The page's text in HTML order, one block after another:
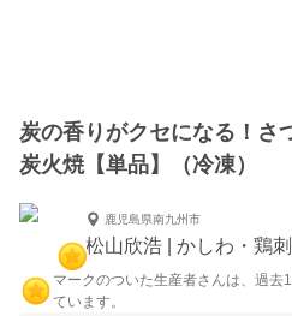
炭の香りがクセになる！さ
炭火焼【単品】（冷凍）
鹿児島県南九州市
松山欣浩 | かしわ・鶏
マークのついた生産者さんは、過
ています。